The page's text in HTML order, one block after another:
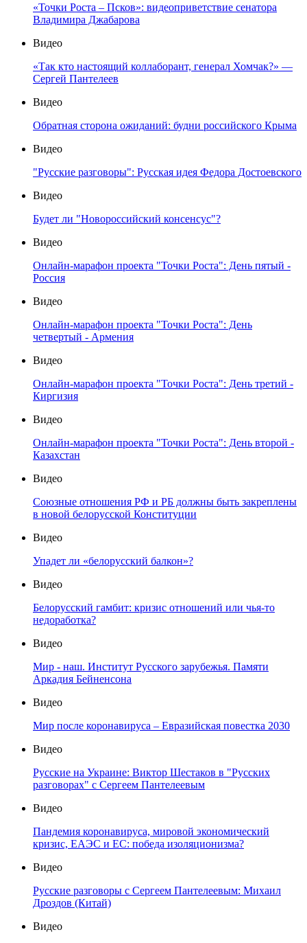
«Точки Роста – Псков»: видеоприветствие сенатора
Владимира Джабарова
Видео
«Так кто настоящий коллаборант, генерал Хомчак?» —
Сергей Пантелеев
Видео
Обратная сторона ожиданий: будни российского Крыма
Видео
"Русские разговоры": Русская идея Федора Достоевского
Видео
Будет ли "Новороссийский консенсус"?
Видео
Онлайн-марафон проекта "Точки Роста": День пятый -
Россия
Видео
Онлайн-марафон проекта "Точки Роста": День
четвертый - Армения
Видео
Онлайн-марафон проекта "Точки Роста": День третий -
Киргизия
Видео
Онлайн-марафон проекта "Точки Роста": День второй -
Казахстан
Видео
Союзные отношения РФ и РБ должны быть закреплены
в новой белорусской Конституции
Видео
Упадет ли «белорусский балкон»?
Видео
Белорусский гамбит: кризис отношений или чья-то
недоработка?
Видео
Мир - наш. Институт Русского зарубежья. Памяти
Аркадия Бейненсона
Видео
Мир после коронавируса – Евразийская повестка 2030
Видео
Русские на Украине: Виктор Шестаков в "Русских
разговорах" с Сергеем Пантелеевым
Видео
Пандемия коронавируса, мировой экономический
кризис, ЕАЭС и ЕС: победа изоляционизма?
Видео
Русские разговоры с Сергеем Пантелеевым: Михаил
Дроздов (Китай)
Видео